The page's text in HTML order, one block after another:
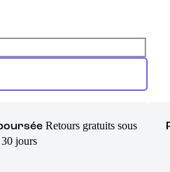
Retours gratuits sous
30 jours